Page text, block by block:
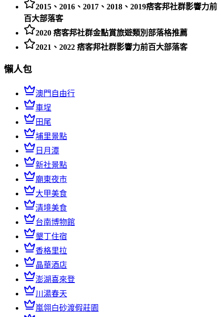
2015、2016、2017、2018、2019痞客邦社群影響力前
百大部落客
2020 痞客邦社群金點賞旅遊類別部落格推薦
2021、2022 痞客邦社群影響力前百大部落客
懶人包
澳門自由行
車埕
田尾
埔里景點
日月潭
新社景點
廟東夜市
大甲美食
清境美食
台南博物館
墾丁住宿
香格里拉
晶華酒店
澎湖喜來登
川湯春天
嵐翎白砂渡假莊園